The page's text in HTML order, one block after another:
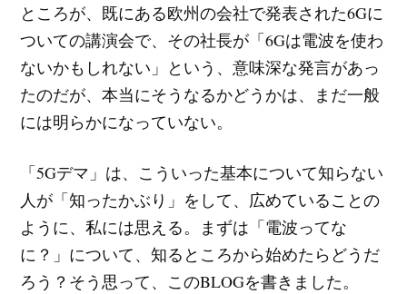
ところが、既にある欧州の会社で発表された6Gに
ついての講演会で、その社長が「6Gは電波を使わ
ないかもしれない」という、意味深な発言があっ
たのだが、本当にそうなるかどうかは、まだ一般
には明らかになっていない。
「5Gデマ」は、こういった基本について知らない
人が「知ったかぶり」をして、広めていることの
ように、私には思える。まずは「電波ってな
に？」について、知るところから始めたらどうだ
ろう？そう思って、このBLOGを書きました。